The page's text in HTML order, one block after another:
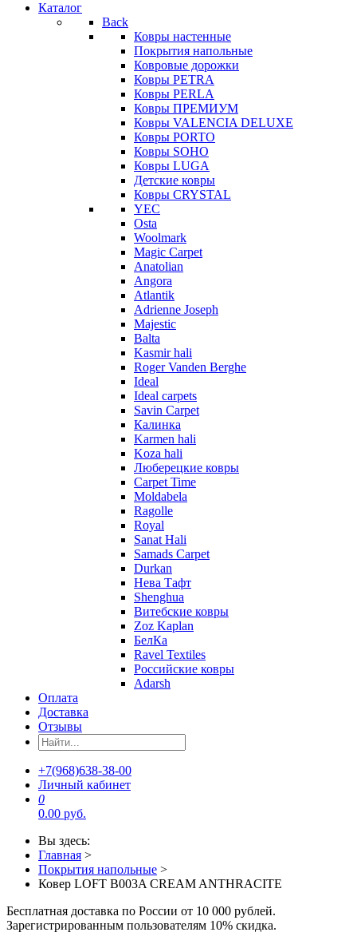
Каталог
Back
Ковры настенные
Покрытия напольные
Ковровые дорожки
Ковры PETRA
Ковры PERLA
Ковры ПРЕМИУМ
Ковры VALENCIA DELUXE
Ковры PORTO
Ковры SOHO
Ковры LUGA
Детские ковры
Ковры CRYSTAL
YEC
Osta
Woolmark
Magic Carpet
Anatolian
Angora
Atlantik
Adrienne Joseph
Majestic
Balta
Kasmir hali
Roger Vanden Berghe
Ideal
Ideal carpets
Savin Carpet
Калинка
Karmen hali
Koza hali
Люберецкие ковры
Carpet Time
Moldabela
Ragolle
Royal
Sanat Hali
Samads Carpet
Durkan
Нева Тафт
Shenghua
Витебские ковры
Zoz Kaplan
БелКа
Ravel Textiles
Российские ковры
Adarsh
Оплата
Доставка
Отзывы
+7(968)638-38-00
Личный кабинет
0
0.00 руб.
Вы здесь:
Главная >
Покрытия напольные >
Ковер LOFT B003A CREAM ANTHRACITE
Бесплатная доставка по России от 10 000 рублей.
Зарегистрированным пользователям 10% скидка.